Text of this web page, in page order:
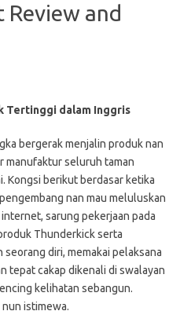
Review and
Tertinggi dalam Inggris
bergerak menjalin produk nan
manufaktur seluruh taman
Kongsi berikut berdasar ketika
nan mau meluluskan
sarung pekerjaan pada
Thunderkick serta
diri, memakai pelaksana
tepat cakap dikenali di swalayan
kelihatan sebangun.
istimewa.